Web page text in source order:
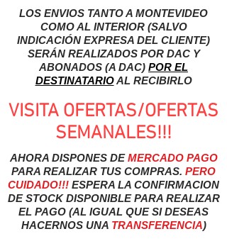
LOS ENVIOS TANTO A MONTEVIDEO
COMO AL INTERIOR (SALVO
INDICACIÓN EXPRESA DEL CLIENTE)
SERÁN REALIZADOS POR DAC Y
ABONADOS (A DAC) POR EL
DESTINATARIOAL RECIBIRLO
VISITA OFERTAS/OFERTAS
SEMANALES!!!
AHORA DISPONES DEMERCADO PAGO
PARA REALIZAR TUS COMPRAS. PERO
CUIDADO!!! ESPERA LA CONFIRMACION
DE STOCK DISPONIBLE PARA REALIZAR
EL PAGO (AL IGUAL QUE SI DESEAS
HACERNOS UNA TRANSFERENCIA)